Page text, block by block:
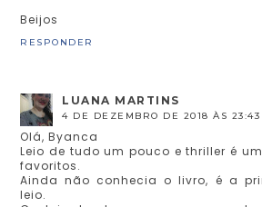
Beijos
RESPONDER
LUANA MARTINS
4 DE DEZEMBRO DE 2018 ÀS 23:43
Olá, Byanca
Leio de tudo um pouco e thriller é
favoritos.
Ainda não conhecia o livro, é a
leio.